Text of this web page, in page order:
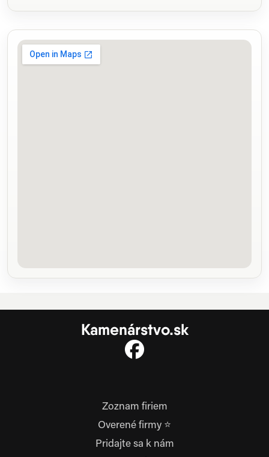
Kamenárstvo.sk
Zoznam firiem
Overené firmy ⭐
Pridajte sa k nám